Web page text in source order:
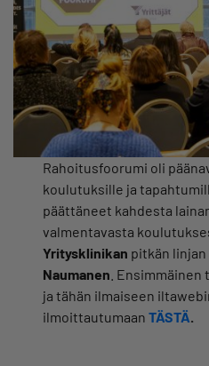
Rahoitusfoorumi oli
koulutuksille ja
päättäneet kahdesta
valmentavasta
Yritysklinikan pitkän linjan
Naumanen .
ja tähän ilmaiseen
ilmoittautumaanTÄSTÄ.